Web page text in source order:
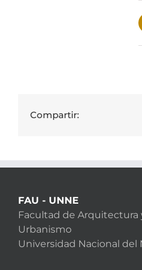
Compartir:
FAU - UNNE
Facultad de Arquitectura
Urbanismo
Universidad Nacional del